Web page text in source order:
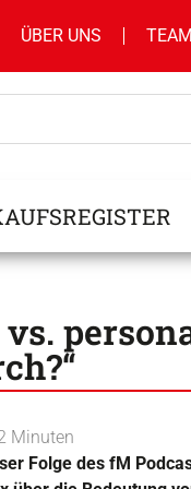
ÜBER UNS TEAM
Minuten
Folge des fM